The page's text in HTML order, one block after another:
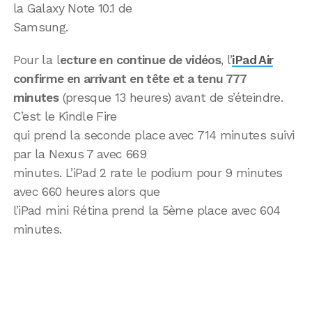
la Galaxy Note 10.1 de
Samsung.
Pour la lecture en continue de vidéos, l’iPad Air
confirme en arrivant en tête et a tenu 777
minutes(presque 13 heures) avant de s’éteindre.
C’est le Kindle Fire
qui prend la seconde place avec 714 minutes suivi
par la Nexus 7 avec 669
minutes. L’iPad 2 rate le podium pour 9 minutes
avec 660 heures alors que
l’iPad mini Rétina prend la 5ème place avec 604
minutes.